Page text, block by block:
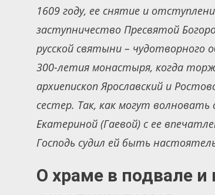
1609 году, ее снятие и
заступничество Пресвятой
русской святыни – чудотворного
300-летия монастыря, когда
архиепископ Ярославский и
сестер. Так, как могут
Екатериной (Гаевой) с ее
Господь судил ей быть
О храме в подвале